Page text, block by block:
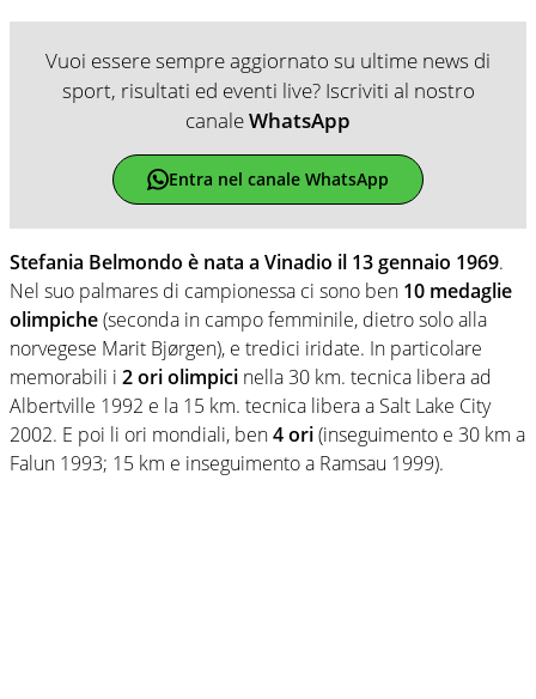
Vuoi essere sempre aggiornato su ultime news di
sport, risultati ed eventi live? Iscriviti al nostro
canaleWhatsApp
Entra nel canale WhatsApp
Stefania Belmondo è nata a Vinadio il 13 gennaio 1969.
Nel suo palmares di campionessa ci sono ben 10 medaglie
olimpiche(seconda in campo femminile, dietro solo alla
norvegese Marit Bjørgen), e tredici iridate. In particolare
memorabili i 2 ori olimpici nella 30 km. tecnica libera ad
Albertville 1992 e la 15 km. tecnica libera a Salt Lake City
2002. E poi li ori mondiali, ben4 ori(inseguimento e 30 km a
Falun 1993; 15 km e inseguimento a Ramsau 1999).